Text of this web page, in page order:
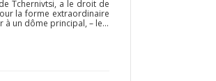
Tchernivtsi, a le droit de
la forme extraordinaire
à un dôme principal, – le...